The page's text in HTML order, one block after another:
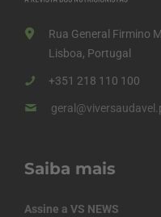
Rua General Firmino
Lisboa, Portugal
+351 218 110 100
Saiba mais
Assine a VS NEWS